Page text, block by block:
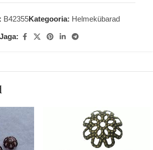
B42355Kategooria: Helmekübarad
Jaga: